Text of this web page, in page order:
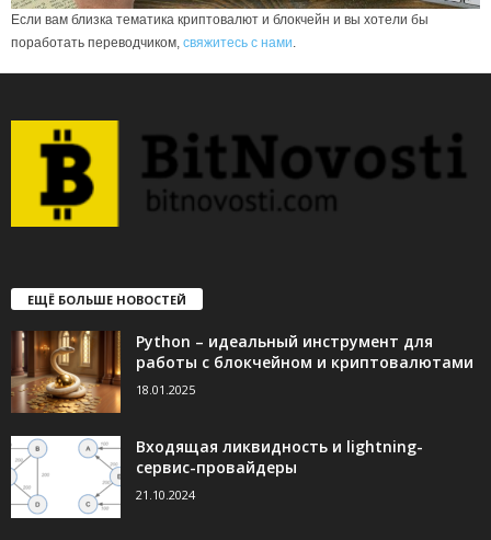
Если вам близка тематика криптовалют и блокчейн и вы хотели бы
поработать переводчиком, свяжитесь с нами.
ЕЩЁ БОЛЬШЕ НОВОСТЕЙ
Python – идеальный инструмент для
работы с блокчейном и криптовалютами
18.01.2025
Входящая ликвидность и lightning-
сервис-провайдеры
21.10.2024